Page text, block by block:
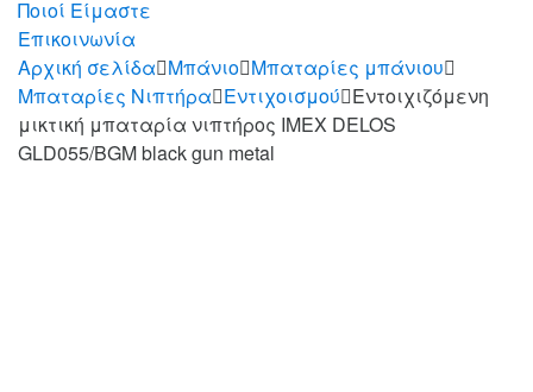
Ποιοί Είμαστε
Επικοινωνία
Αρχική σελίδα Μπάνιο Μπαταρίες μπάνιου
Μπαταρίες Νιπτήρα Εντιχοισμού Εντοιχιζόμενη
μικτική μπαταρία νιπτήρος IMEX DELOS
GLD055/BGM black gun metal